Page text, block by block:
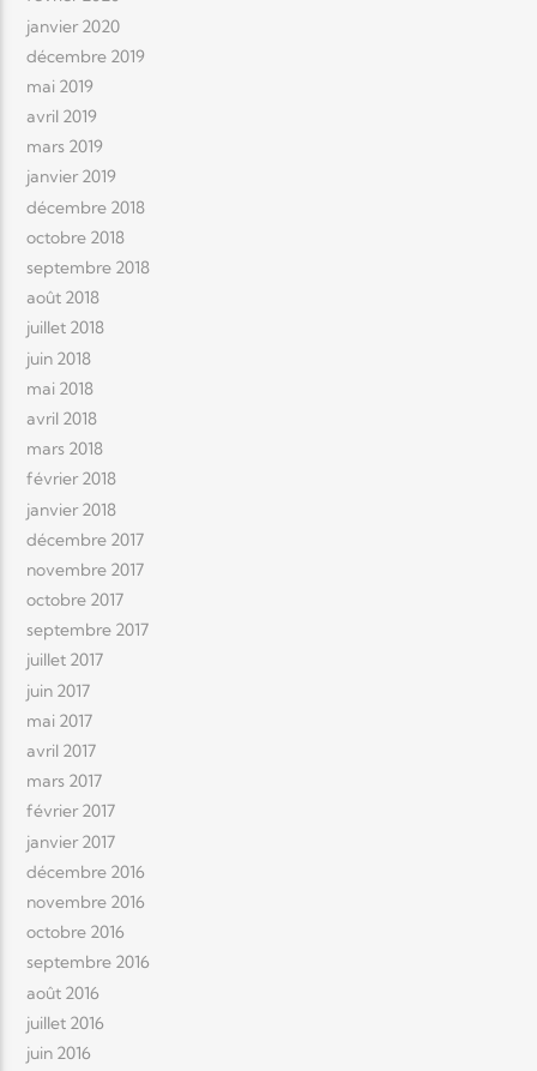
janvier 2020
décembre 2019
mai 2019
avril 2019
mars 2019
janvier 2019
décembre 2018
octobre 2018
septembre 2018
août 2018
juillet 2018
juin 2018
mai 2018
avril 2018
mars 2018
février 2018
janvier 2018
décembre 2017
novembre 2017
octobre 2017
septembre 2017
juillet 2017
juin 2017
mai 2017
avril 2017
mars 2017
février 2017
janvier 2017
décembre 2016
novembre 2016
octobre 2016
septembre 2016
août 2016
juillet 2016
juin 2016